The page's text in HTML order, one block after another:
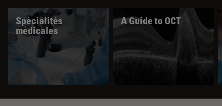
Spécialités
médicales
A Guide to OCT